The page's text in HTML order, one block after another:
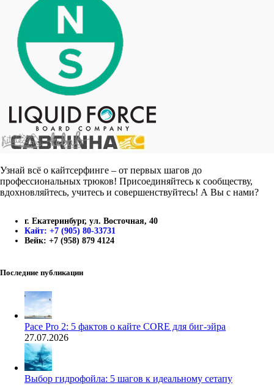
Узнай всё о кайтсерфинге – от первых шагов до
профессиональных трюков! Присоединяйтесь к сообществу,
вдохновляйтесь, учитесь и совершенствуйтесь! А Вы с нами?
г. Екатеринбург, ул. Восточная, 40
Кайт: +7 (905) 80-33731
Вейк: +7 (958) 879 4124
Последние публикации
Pace Pro 2: 5 фактов о кайте CORE для биг-эйра
27.07.2026
Выбор гидрофойла: 5 шагов к идеальному сетапу